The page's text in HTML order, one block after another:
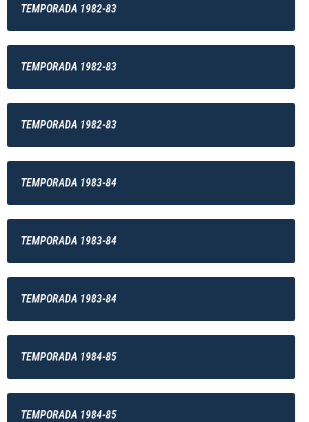
TEMPORADA 1982-83
TEMPORADA 1982-83
TEMPORADA 1982-83
TEMPORADA 1983-84
TEMPORADA 1983-84
TEMPORADA 1983-84
TEMPORADA 1984-85
TEMPORADA 1984-85